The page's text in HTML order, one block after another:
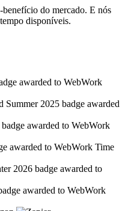
do mercado. E nós
disponíveis.